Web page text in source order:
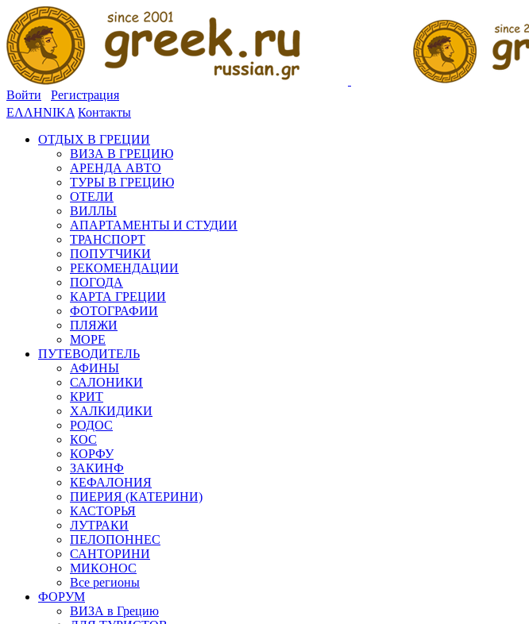
Войти
Регистрация
ΕΛΛΗΝΙΚΑ Контакты
ОТДЫХ В ГРЕЦИИ
ВИЗА В ГРЕЦИЮ
АРЕНДА АВТО
ТУРЫ В ГРЕЦИЮ
ОТЕЛИ
ВИЛЛЫ
АПАРТАМЕНТЫ И СТУДИИ
ТРАНСПОРТ
ПОПУТЧИКИ
РЕКОМЕНДАЦИИ
ПОГОДА
КАРТА ГРЕЦИИ
ФОТОГРАФИИ
ПЛЯЖИ
МОРЕ
ПУТЕВОДИТЕЛЬ
АФИНЫ
САЛОНИКИ
КРИТ
ХАЛКИДИКИ
РОДОС
КОС
КОРФУ
ЗАКИНФ
КЕФАЛОНИЯ
ПИЕРИЯ (КАТЕРИНИ)
КАСТОРЬЯ
ЛУТРАКИ
ПЕЛОПОННЕС
САНТОРИНИ
МИКОНОС
Все регионы
ФОРУМ
ВИЗА в Грецию